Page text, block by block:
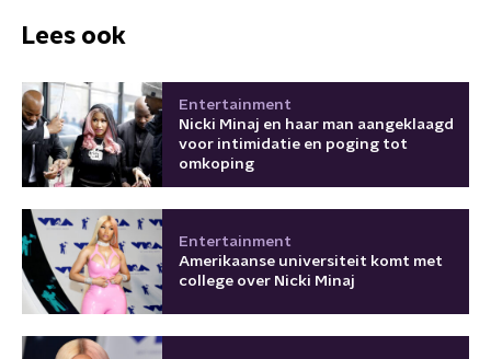
Lees ook
Entertainment
Nicki Minaj en haar man aangeklaagd
voor intimidatie en poging tot
omkoping
Entertainment
Amerikaanse universiteit komt met
college over Nicki Minaj